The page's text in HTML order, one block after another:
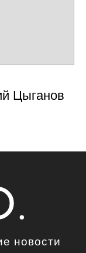
Цыганов
новости